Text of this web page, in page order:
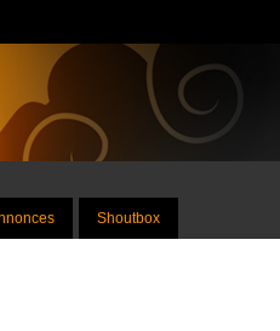
Shoutbox